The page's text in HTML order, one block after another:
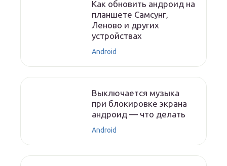
Как обновить андроид на
планшете Самсунг,
Леново и других
устройствах
Android
Выключается музыка
при блокировке экрана
андроид — что делать
Android